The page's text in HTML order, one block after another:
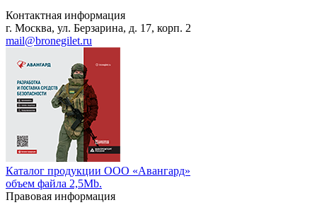
Контактная информация
г. Москва, ул. Берзарина, д. 17, корп. 2
mail@bronegilet.ru
Каталог продукции ООО «Авангард»
объем файла 2,5Mb.
Правовая информация